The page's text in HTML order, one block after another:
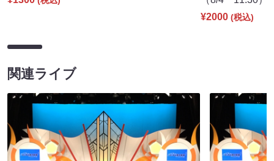
¥2000 (税込)
関連ライブ